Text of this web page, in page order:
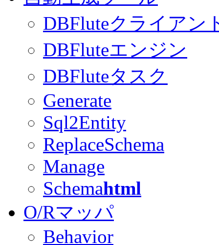
DBFluteクライアン
DBFluteエンジン
DBFluteタスク
Generate
Sql2Entity
ReplaceSchema
Manage
Schemahtml
O/Rマッパ
Behavior